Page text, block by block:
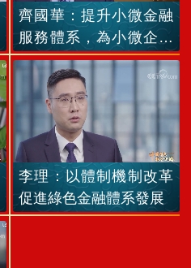
齊國華：提升小微金融
服務體系，為小微企業
紓困解難
李理：以體制機制改革
促進綠色金融體系發展